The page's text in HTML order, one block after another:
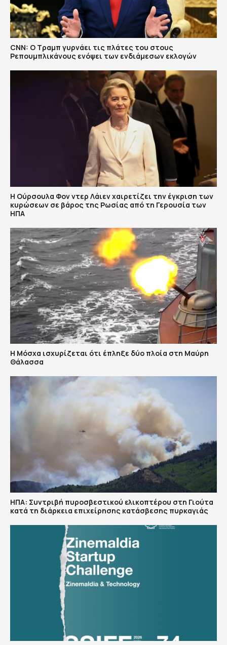
CNN: Ο Τραμπ γυρνάει τις πλάτες του στους
Ρεπουμπλικάνους ενόψει των ενδιάμεσων εκλογών
Η Ούρσουλα Φον ντερ Λάιεν χαιρετίζει την έγκριση των
κυρώσεων σε βάρος της Ρωσίας από τη Γερουσία των
ΗΠΑ
Η Μόσχα ισχυρίζεται ότι έπληξε δύο πλοία στη Μαύρη
Θάλασσα
ΗΠΑ: Συντριβή πυροσβεστικού ελικοπτέρου στη Γιούτα
κατά τη διάρκεια επιχείρησης κατάσβεσης πυρκαγιάς